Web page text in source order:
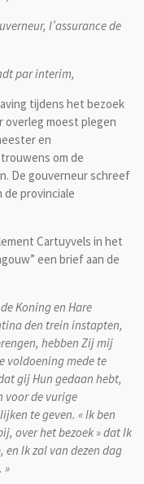
l’assurance de
par interim,
tijdens het bezoek
overleg moest plegen
en
om de
De gouverneur schreef
de provinciale
Cartuyvels in het
een brief aan de
Koning en Hare
den trein instapten,
hebben Zij mij
voldoening mede te
gij Hun gedaan hebt,
voor de vurige
te geven. « Ik ben
over het bezoek » dat Ik
Ik zal van dezen dag
»